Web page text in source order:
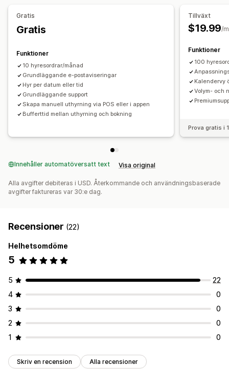
Evenemangsincheckning
Uppdateringar i realtid
Flera platser
Anpassning
Kalenderwidget
Anpassade formulär
Anpassade meddelanden
Anpassad CSS
Gratis
Gratis
Funktioner
10 hyresordrar/månad
Grundläggande e-postaviseringar
Hyr per datum eller tid
Grundläggande support
Skapa manuell uthyrning via POS eller i appen
Bufferttid mellan uthyrning och bokning
Tillväxt
$19.99/
Funktioner
100
Kalendervy
Volym- och
Prova gratis i
Innehåller automatöversatt text Visa original
Alla avgifter debiteras i USD. Återkommande och användningsbaserade
avgifter faktureras var 30:e dag.
Recensioner (22)
Helhetsomdöme
5
5
22
4
0
3
0
2
0
1
0
Skriv en recension Alla recensioner